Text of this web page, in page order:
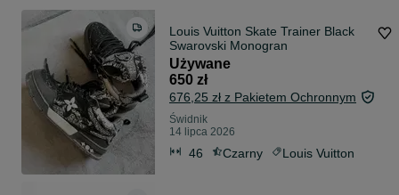
Louis Vuitton Skate Trainer Black
Swarovski Monogran
Używane
650 zł
676,25 zł z Pakietem Ochronnym
Świdnik
14 lipca 2026
46 Czarny Louis Vuitton